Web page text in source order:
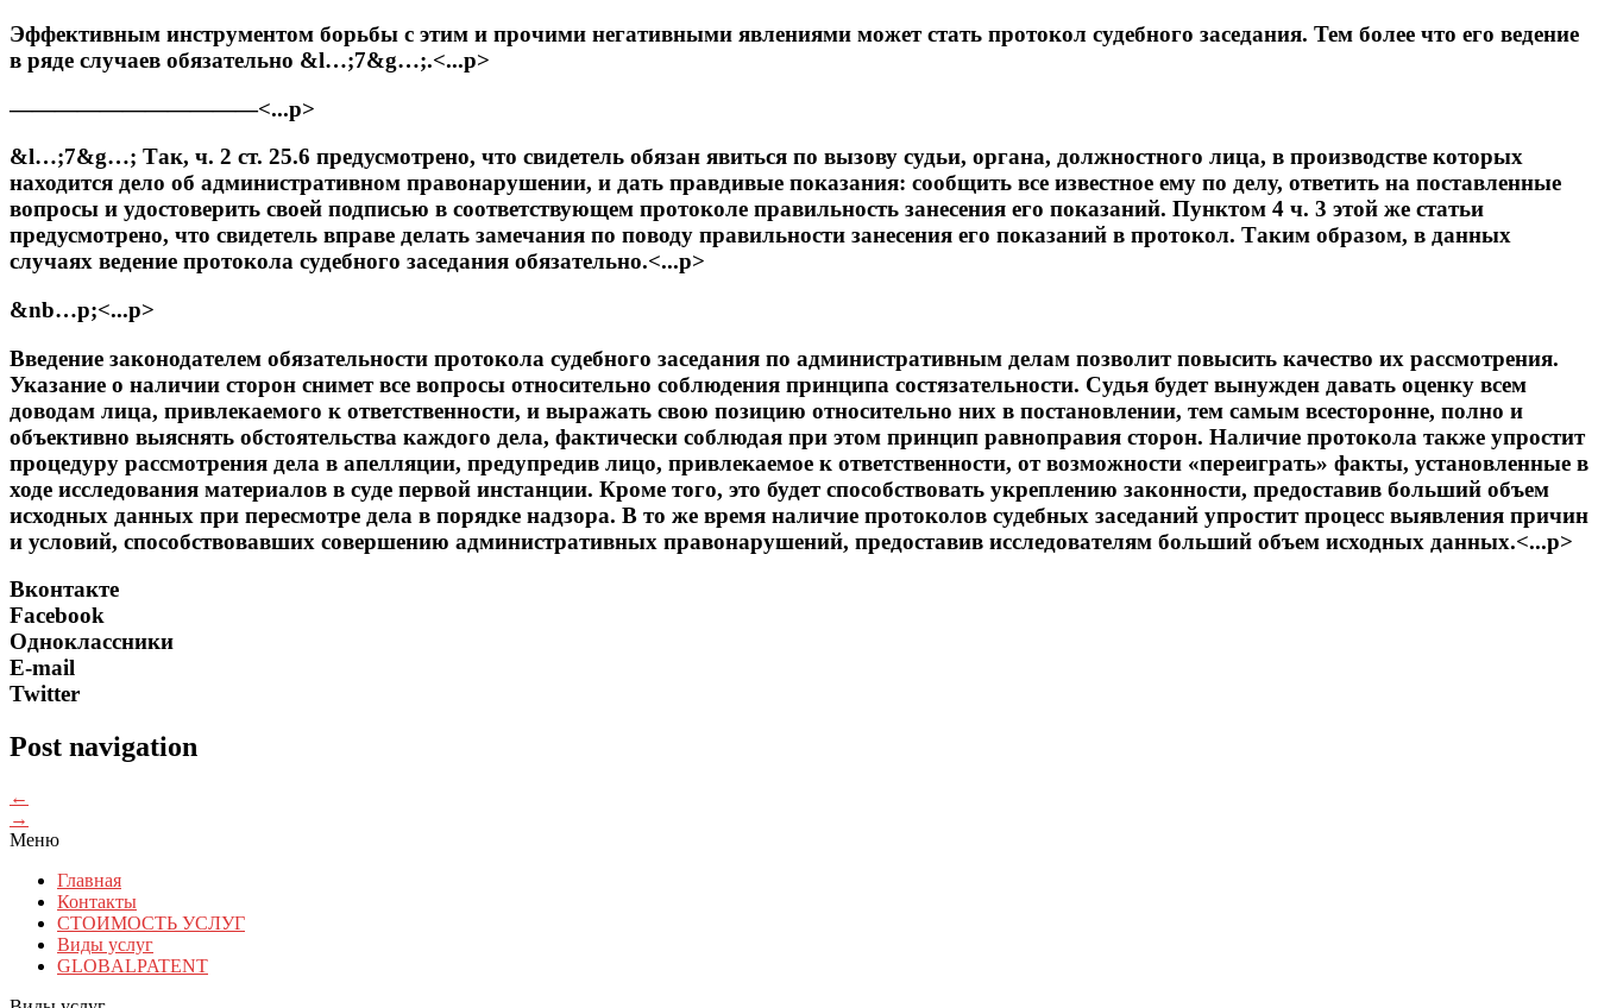
Эффективным инструментом борьбы с этим и прочими негативными явлениями может стать протокол судебного заседания. Тем более что его ведение
в ряде случаев обязательно &l…;7&g…;.<...p>
———————————<...p>
&l…;7&g…; Так, ч. 2 ст. 25.6 предусмотрено, что свидетель обязан явиться по вызову судьи, органа, должностного лица, в производстве которых
находится дело об административном правонарушении, и дать правдивые показания: сообщить все известное ему по делу, ответить на поставленные
вопросы и удостоверить своей подписью в соответствующем протоколе правильность занесения его показаний. Пунктом 4 ч. 3 этой же статьи
предусмотрено, что свидетель вправе делать замечания по поводу правильности занесения его показаний в протокол. Таким образом, в данных
случаях ведение протокола судебного заседания обязательно.<...p>
&nb…p;<...p>
Введение законодателем обязательности протокола судебного заседания по административным делам позволит повысить качество их рассмотрения.
Указание о наличии сторон снимет все вопросы относительно соблюдения принципа состязательности. Судья будет вынужден давать оценку всем
доводам лица, привлекаемого к ответственности, и выражать свою позицию относительно них в постановлении, тем самым всесторонне, полно и
объективно выяснять обстоятельства каждого дела, фактически соблюдая при этом принцип равноправия сторон. Наличие протокола также упростит
процедуру рассмотрения дела в апелляции, предупредив лицо, привлекаемое к ответственности, от возможности «переиграть» факты, установленные в
ходе исследования материалов в суде первой инстанции. Кроме того, это будет способствовать укреплению законности, предоставив больший объем
исходных данных при пересмотре дела в порядке надзора. В то же время наличие протоколов судебных заседаний упростит процесс выявления причин
и условий, способствовавших совершению административных правонарушений, предоставив исследователям больший объем исходных данных.<...p>
Вконтакте
Facebook
Одноклассники
E-mail
Twitter
Post navigation
←
→
Меню
Главная
Контакты
СТОИМОСТЬ УСЛУГ
Виды услуг
GLOBALPATENT